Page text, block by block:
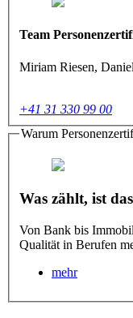
Miriam Riesen,
+41 31 330 99 00
Warum
Was zählt, ist
Von Bank bis
Qualität in Berufen
mehr